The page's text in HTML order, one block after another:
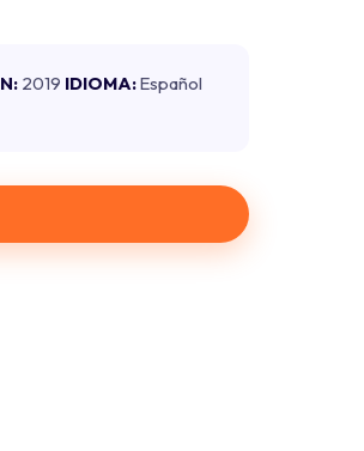
2019 IDIOMA:Español